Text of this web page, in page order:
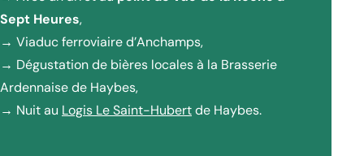
Sept Heures,
→ Viaduc ferroviaire d’Anchamps,
→ Dégustation de bières locales à la Brasserie
Ardennaise de Haybes,
→ Nuit au Logis Le Saint-Hubertde Haybes.